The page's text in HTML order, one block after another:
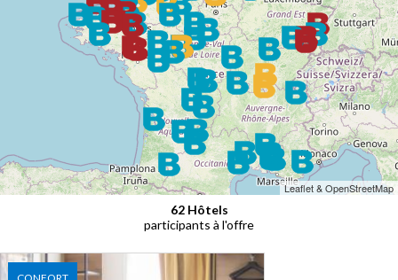
Leaflet & OpenStreetMap
62 Hôtels
participants à l'offre